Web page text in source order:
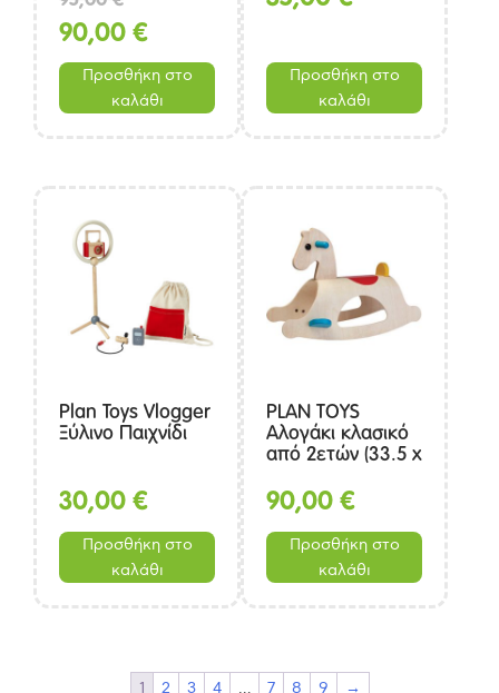
price
was:
95,00 €.
90,00€
τρέχουσα
τιμή
Προσθήκη στο
καλάθι
Προσθήκη στο
καλάθι
Plan Toys Vlogger
Ξύλινο Παιχνίδι
30,00€
Προσθήκη στο
καλάθι
PLAN TOYS
Αλογάκι κλασικό
από 2ετών (33.5 x
Ξύλινο Παιχνίδι
90,00€
Προσθήκη στο
καλάθι
1 2 3 4 … 7 8 9 →